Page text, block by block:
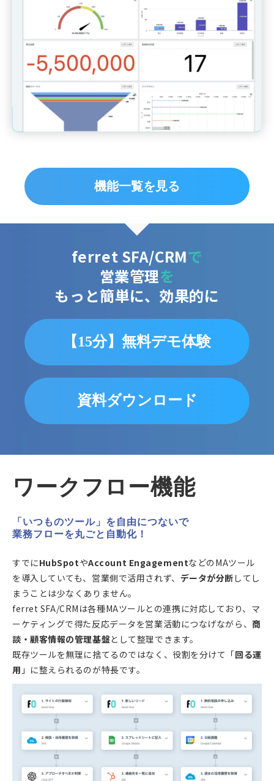
機能一覧を見る
ferret SFA/CRMで
営業管理を
もっと簡単に、効果的に
【15分】無料デモ体験
資料ダウンロード
ワークフロー機能
「いつものツール」を自由につないで
業務フローを丸ごと自動化！
すでにHubSpotやAccount EngagementなどのMAツール
を導入していても、営業側で活用されず、 データが分断 してし
まうことは少なくありません。
ferret SFA/CRMは各種MAツールとの連携に対応しており、マ
ーケティングで得た反応データを営業活動につなげながら、商
談・顧客情報の管理基盤として整理できます。
既存ツールを無理に捨てるのではなく、役割を分けて「回る運
用 」に整えられるのが特長です。